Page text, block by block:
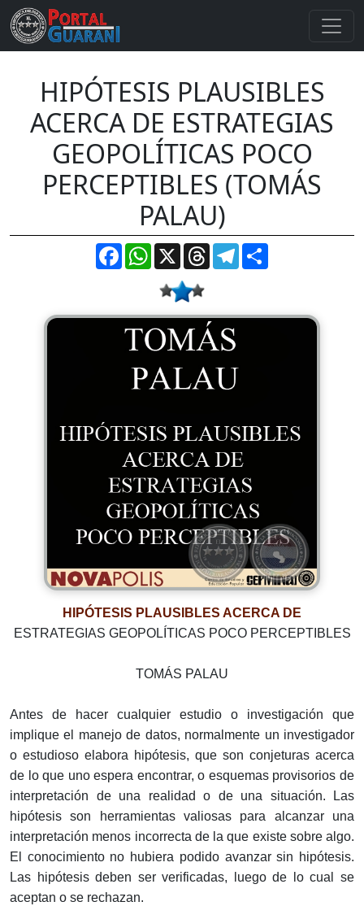
HIPÓTESIS PLAUSIBLES
ACERCA DE ESTRATEGIAS
GEOPOLÍTICAS POCO
PERCEPTIBLES (TOMÁS
PALAU)
FacebookWhatsApp
X ThreadsTelegram
HIPÓTESIS PLAUSIBLES ACERCA DE
ESTRATEGIAS GEOPOLÍTICAS POCO PERCEPTIBLES
TOMÁS PALAU
Antes de hacer cualquier estudio o investigación que
implique el manejo de datos, normalmente un investigador
o estudioso elabora hipótesis, que son conjeturas acerca
de lo que uno espera encontrar, o esquemas provisorios de
interpretación de una realidad o de una situación. Las
hipótesis son herramientas valiosas para alcanzar una
interpretación menos incorrecta de la que existe sobre algo.
El conocimiento no hubiera podido avanzar sin hipótesis.
Las hipótesis deben ser verificadas, luego de lo cual se
aceptan o se rechazan.